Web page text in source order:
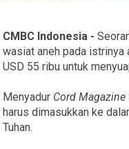
CMBC Indonesia -
wasiat aneh pada istrinya
USD 55 ribu untuk
Menyadur Cord Magazine
harus dimasukkan ke
Tuhan.